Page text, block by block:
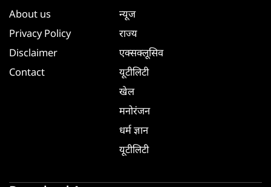
About us
Privacy Policy
Disclaimer
Contact
न्यूज
राज्य
एक्सक्लूसिव
यूटीलिटी
खेल
मनोरंजन
धर्म ज्ञान
यूटीलिटी